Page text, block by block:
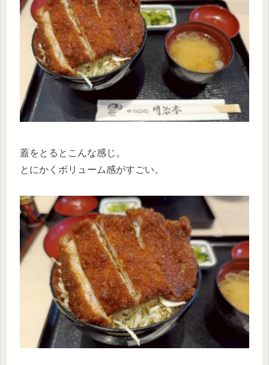
蓋をとるとこんな感じ。
とにかくボリューム感がすごい。